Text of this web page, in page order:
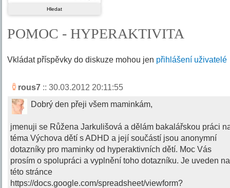
POMOC - HYPERAKTIVITA
Vkládat příspěvky do diskuze mohou jen přihlášení uživatelé
rous7 :: 30.03.2012 20:11:55
Dobrý den přeji všem maminkám,
jmenuji se Růžena Jarkulišová a dělám bakalářskou práci
téma Výchova dětí s ADHD a její součástí jsou anonymní
dotazníky pro maminky od hyperaktivních dětí. Moc Vás
prosím o spolupráci a vyplnění toho dotazníku. Je uveden na
této stránce
https://docs.google.com/spreadsheet/viewform?